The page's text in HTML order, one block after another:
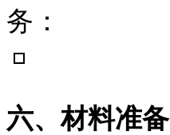
务：
六、材料准备